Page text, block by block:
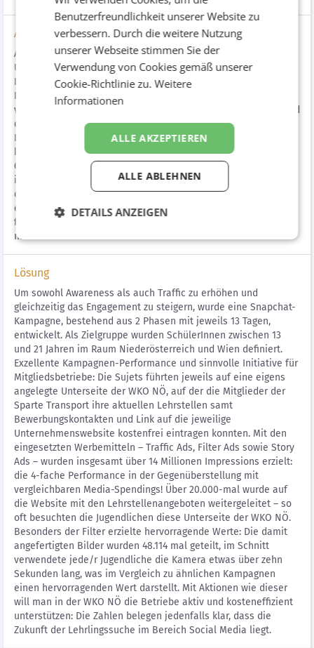
Aufgabenstellung
Aufgrund der Pandemie erhielten 2020/21 vier von zehn
Unternehmen im Vergleich zur Zeit vor Corona spürbar weniger
Lehrstellenbewerbungen. Ebenso sank das Qualitätslevel der
BewerberInnen: Die Lehrlingssuche hat sich ganz klar
verschärft. Der Kontakt zu den jungen Menschen brach während
der Lockdowns komplett ab, da Informationsveranstaltungen,
Lehrlingsmessen oder auch Betriebsbesuche nicht stattfinden
konnten. Persönliche Erlebnisse bilden jedoch die wichtigste
Grundlage für die Berufsentscheidung. Darüber hinaus wurde
im Homeschooling die Berufsorientierung zu wenig forciert. Für
die Sparte Transport der WKO NÖ sollte daher im Frühjahr 2021
eine Kampagne ins Leben gerufen werden, um junge Menschen
für eine Ausbildung zum/r Speditionskaufmann/frau zu
motivieren.
Lösung
Um sowohl Awareness als auch Traffic zu erhöhen und
gleichzeitig das Engagement zu steigern, wurde eine Snapchat-
Kampagne, bestehend aus 2 Phasen mit jeweils 13 Tagen,
entwickelt. Als Zielgruppe wurden SchülerInnen zwischen 13
und 21 Jahren im Raum Niederösterreich und Wien definiert.
Exzellente Kampagnen-Performance und sinnvolle Initiative für
Mitgliedsbetriebe: Die Sujets führten jeweils auf eine eigens
angelegte Unterseite der WKO NÖ, auf der die Mitglieder der
Sparte Transport ihre aktuellen Lehrstellen samt
Bewerbungskontakten und Link auf die jeweilige
Unternehmenswebsite kostenfrei eintragen konnten. Mit den
eingesetzten Werbemitteln – Traffic Ads, Filter Ads sowie Story
Ads – wurden insgesamt über 14 Millionen Impressions erzielt:
die 4-fache Performance in der Gegenüberstellung mit
vergleichbaren Media-Spendings! Über 20.000-mal wurde auf
die Website mit den Lehrstellenangeboten weitergeleitet – so
oft besuchten die Jugendlichen diese Unterseite der WKO NÖ.
Besonders der Filter erzielte hervorragende Werte: Die damit
angefertigten Bilder wurden 48.114 mal geteilt, im Schnitt
verwendete jede/r Jugendliche die Kamera etwas über zehn
Sekunden lang, was im Vergleich zu ähnlichen Kampagnen
einen hervorragenden Wert darstellt. Mit Aktionen wie dieser
will man in der WKO NÖ die Betriebe aktiv und kosteneffizient
unterstützen: Die Zahlen belegen jedenfalls klar, dass die
Zukunft der Lehrlingssuche im Bereich Social Media liegt.
Benutzerfreundlichkeit unserer Website zu
verbessern. Durch die weitere Nutzung
unserer Webseite stimmen Sie der
Verwendung von Cookies gemäß unserer
Cookie-Richtlinie zu.Weitere
Informationen
ALLE AKZEPTIEREN
ALLE ABLEHNEN
DETAILS ANZEIGEN